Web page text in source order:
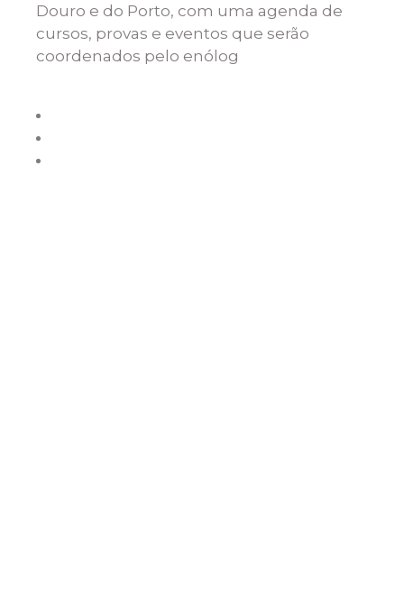
Douro e do Porto, com uma agenda de
cursos, provas e eventos que serão
coordenados pelo enólog